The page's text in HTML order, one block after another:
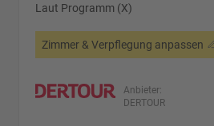
Laut Programm (X)
Zimmer & Verpflegung anpassen
Anbieter:
DERTOUR